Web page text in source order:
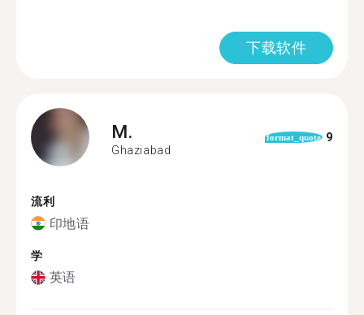
下载软件
M.
Ghaziabad
format_quote 9
流利
印地语
学
英语